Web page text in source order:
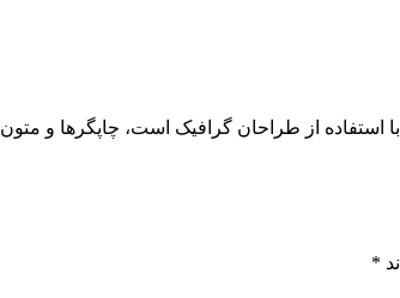
استفاده از طراحان گرافیک است، چاپگرها و
*